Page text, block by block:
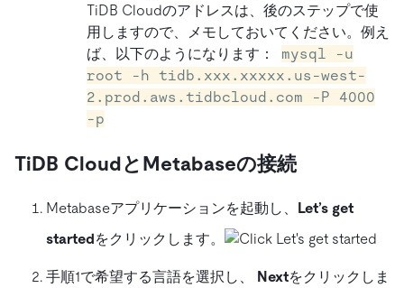
TiDB Cloudのアドレスは、後のステップで使
用しますので、メモしておいてください。例え
ば、以下のようになります： mysql -u
root -h tidb.xxx.xxxxx.us-west-
2.prod.aws.tidbcloud.com -P 4000
-p
TiDB CloudとMetabaseの接続
Metabaseアプリケーションを起動し、 Let’s get
startedをクリックします。
手順1で希望する言語を選択し、 Nextをクリックしま